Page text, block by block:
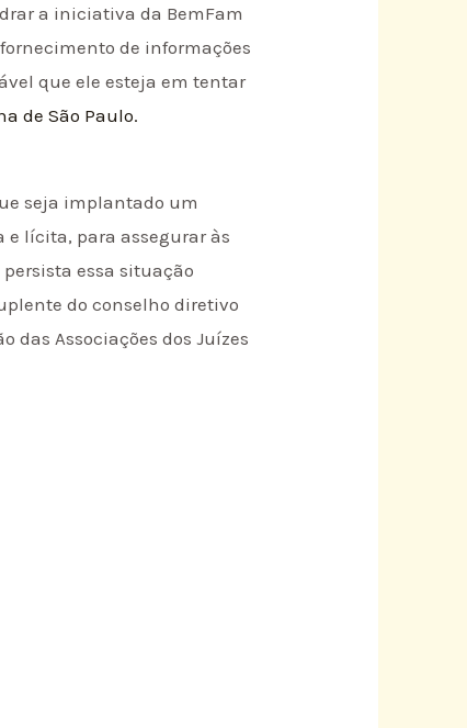
a iniciativa da BemFam
de informações
que ele esteja em tentar
de São Paulo.
seja implantado um
e lícita, para assegurar às
essa situação
do conselho diretivo
das Associações dos Juízes